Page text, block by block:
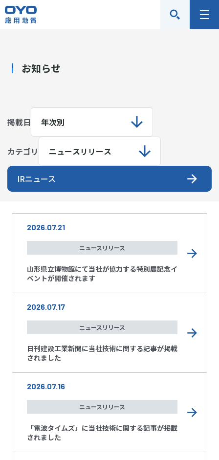
応
用
メ
お知らせ
掲載日
カテゴリ
IRニュース
2026.07.21
ニュースリリース
山形県立博物館にて当社が協力する特別展記念イ
ベントが開催されます
2026.07.17
ニュースリリース
日刊建設工業新聞に当社技術に関する記事が掲載
されました
2026.07.16
ニュースリリース
「電波タイムズ」に当社技術に関する記事が掲載
されました